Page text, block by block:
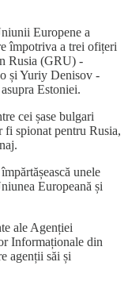
Europene a
împotriva a trei ofițeri
Rusia (GRU) -
și Yuriy Denisov -
Estoniei.
cei șase bulgari
fi spionat pentru Rusia,
unele
Europeană și
ale Agenției
Informaționale din
agenții săi și